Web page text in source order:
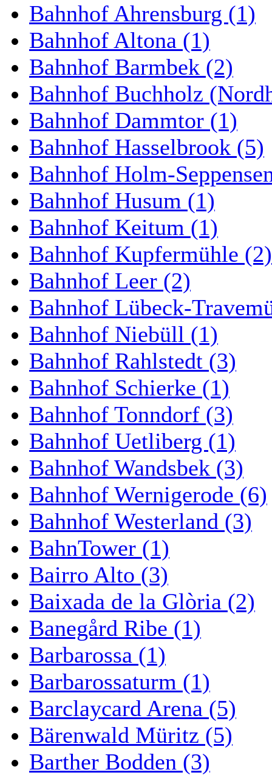
Bahnhof Ahrensburg (1)
Bahnhof Altona (1)
Bahnhof Barmbek (2)
Bahnhof Buchholz
Bahnhof Dammtor (1)
Bahnhof Hasselbrook (5)
Bahnhof Holm-
Bahnhof Husum (1)
Bahnhof Keitum (1)
Bahnhof Kupfermühle (2)
Bahnhof Leer (2)
Bahnhof Lübeck-
Bahnhof Niebüll (1)
Bahnhof Rahlstedt (3)
Bahnhof Schierke (1)
Bahnhof Tonndorf (3)
Bahnhof Uetliberg (1)
Bahnhof Wandsbek (3)
Bahnhof Wernigerode (6)
Bahnhof Westerland (3)
BahnTower (1)
Bairro Alto (3)
Baixada de la Glòria (2)
Banegård Ribe (1)
Barbarossa (1)
Barbarossaturm (1)
Barclaycard Arena (5)
Bärenwald Müritz (5)
Barther Bodden (3)